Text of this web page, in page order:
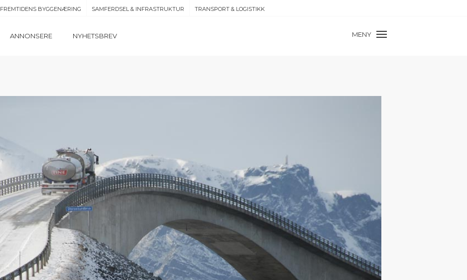
FREMTIDENS BYGGENÆRING SAMFERDSEL & INFRASTRUKTUR TRANSPORT & LOGISTIKK
ANNONSERE NYHETSBREV MENY